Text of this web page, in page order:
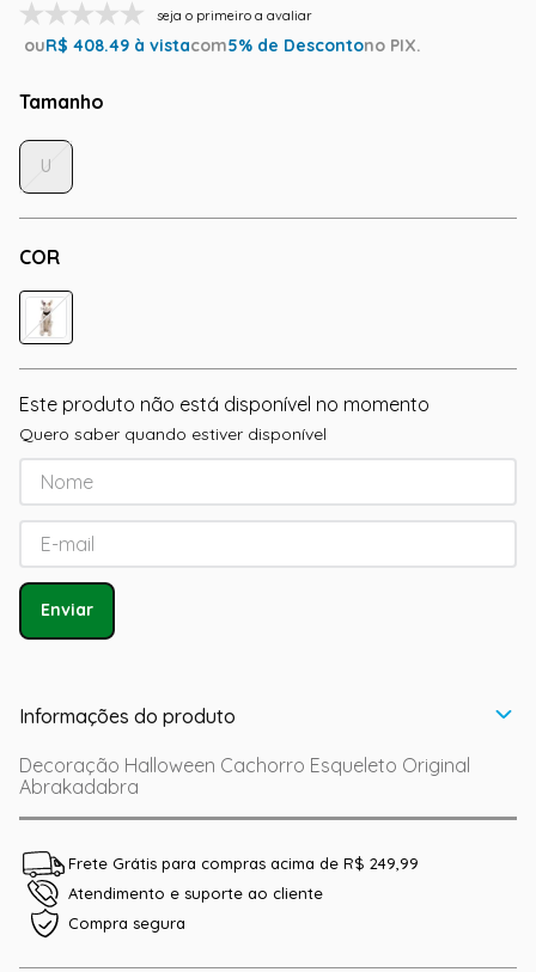
seja o primeiro a avaliar
ouR$ 408.49 à vistacom5% de Descontono PIX.
Tamanho
COR
U
Este produto não está disponível no momento
Quero saber quando estiver disponível
Enviar
Informações do produto
Decoração Halloween Cachorro Esqueleto Original
Abrakadabra
Frete Grátis para compras acima de R$ 249,99
Atendimento e suporte ao cliente
Compra segura